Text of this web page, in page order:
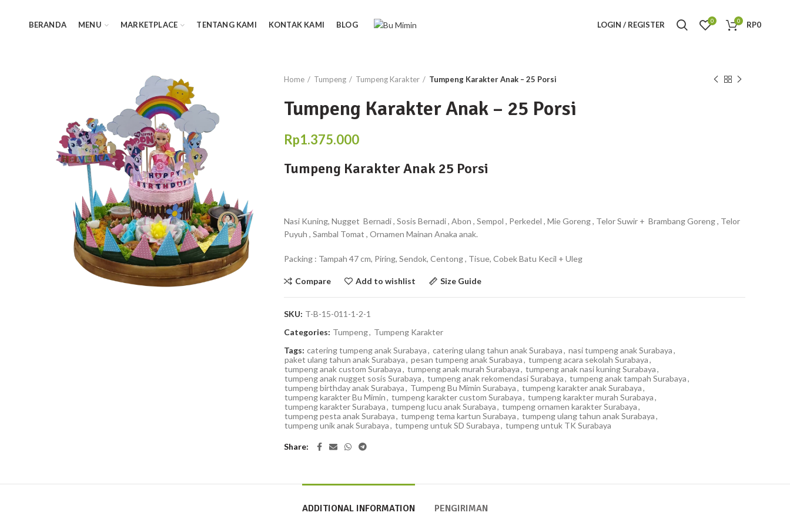
BERANDA MENU MARKETPLACE TENTANG KAMI KONTAK KAMI BLOG LOGIN / REGISTER 0 0 RP0
Home Tumpeng Tumpeng Karakter Tumpeng Karakter Anak – 25 Porsi
Tumpeng Karakter Anak – 25 Porsi
Rp1.375.000
Tumpeng Karakter Anak 25 Porsi
Nasi Kuning, Nugget Bernadi , Sosis Bernadi , Abon , Sempol , Perkedel , Mie Goreng , Telor Suwir + Brambang Goreng , Telor
Puyuh , Sambal Tomat , Ornamen Mainan Anaka anak.
Packing : Tampah 47 cm, Piring, Sendok, Centong , Tisue, Cobek Batu Kecil + Uleg
Compare Add to wishlist Size Guide
SKU: T-B-15-011-1-2-1
Categories: Tumpeng, Tumpeng Karakter
Tags: catering tumpeng anak Surabaya, catering ulang tahun anak Surabaya, nasi tumpeng anak Surabaya,
paket ulang tahun anak Surabaya, pesan tumpeng anak Surabaya, tumpeng acara sekolah Surabaya,
tumpeng anak custom Surabaya, tumpeng anak murah Surabaya, tumpeng anak nasi kuning Surabaya,
tumpeng anak nugget sosis Surabaya, tumpeng anak rekomendasi Surabaya, tumpeng anak tampah Surabaya,
tumpeng birthday anak Surabaya, Tumpeng Bu Mimin Surabaya, tumpeng karakter anak Surabaya,
tumpeng karakter Bu Mimin, tumpeng karakter custom Surabaya, tumpeng karakter murah Surabaya,
tumpeng karakter Surabaya, tumpeng lucu anak Surabaya, tumpeng ornamen karakter Surabaya,
tumpeng pesta anak Surabaya, tumpeng tema kartun Surabaya, tumpeng ulang tahun anak Surabaya,
tumpeng unik anak Surabaya, tumpeng untuk SD Surabaya, tumpeng untuk TK Surabaya
Share
ADDITIONAL INFORMATION PENGIRIMAN